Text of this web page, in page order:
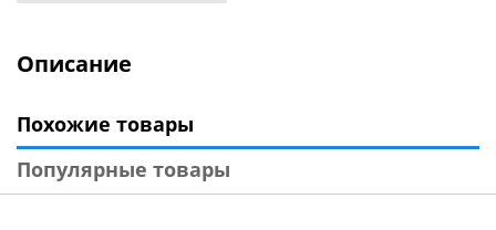
Описание
Похожие товары
Популярные товары